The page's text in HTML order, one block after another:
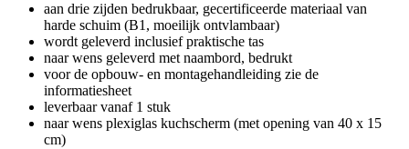
aan drie zijden bedrukbaar, gecertificeerde materiaal van
harde schuim (B1, moeilijk ontvlambaar)
wordt geleverd inclusief praktische tas
naar wens geleverd met naambord, bedrukt
voor de opbouw- en montagehandleiding zie de
informatiesheet
leverbaar vanaf 1 stuk
naar wens plexiglas kuchscherm (met opening van 40 x 15
cm)